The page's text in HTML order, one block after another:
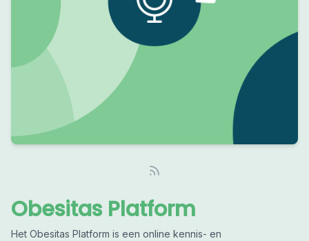
Obesitas Platform
Het Obesitas Platform is een online kennis- en